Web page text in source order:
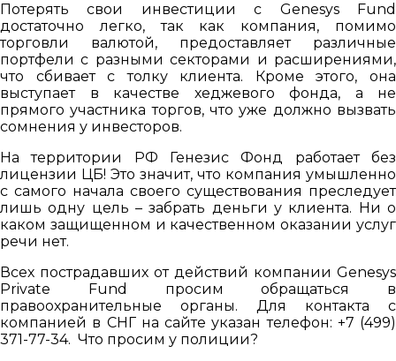
Потерять свои инвестиции с Genesys Fund
достаточно легко, так как компания, помимо
торговли валютой, предоставляет различные
портфели с разными секторами и расширениями,
что сбивает с толку клиента. Кроме этого, она
выступает в качестве хеджевого фонда, а не
прямого участника торгов, что уже должно вызвать
сомнения у инвесторов.
На территории РФ Генезис Фонд работает без
лицензии ЦБ! Это значит, что компания умышленно
с самого начала своего существования преследует
лишь одну цель – забрать деньги у клиента. Ни о
каком защищенном и качественном оказании услуг
речи нет.
Всех пострадавших от действий компании Genesys
Private Fund просим обращаться в
правоохранительные органы. Для контакта с
компанией в СНГ на сайте указан телефон: +7 (499)
371-77-34. Что просим у полиции?